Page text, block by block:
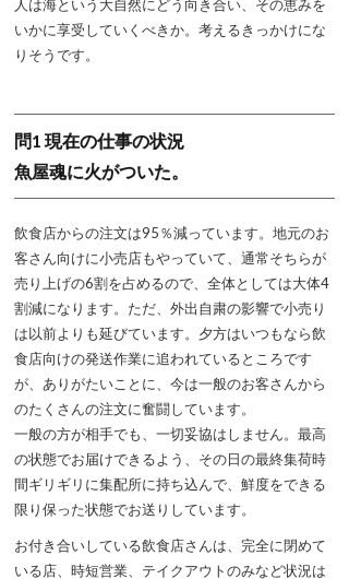
人は海という大自然にどう向き合い、その恵みを
いかに享受していくべきか。考えるきっかけにな
りそうです。
問1 現在の仕事の状況
魚屋魂に火がついた。
飲食店からの注文は95％減っています。地元のお
客さん向けに小売店もやっていて、通常そちらが
売り上げの6割を占めるので、全体としては大体4
割減になります。ただ、外出自粛の影響で小売り
は以前よりも延びています。夕方はいつもなら飲
食店向けの発送作業に追われているところです
が、ありがたいことに、今は一般のお客さんから
のたくさんの注文に奮闘しています。
一般の方が相手でも、一切妥協はしません。最高
の状態でお届けできるよう、その日の最終集荷時
間ギリギリに集配所に持ち込んで、鮮度をできる
限り保った状態でお送りしています。
お付き合いしている飲食店さんは、完全に閉めて
いる店、時短営業、テイクアウトのみなど状況は